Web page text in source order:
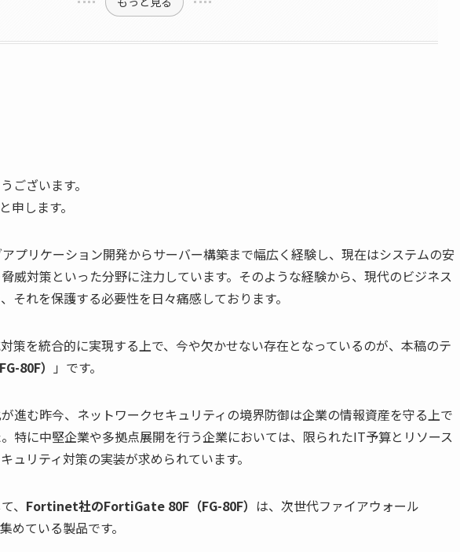
ございます。
申します。
プリケーション開発からサーバー構築まで幅広く経験し、現在はシステムの安
威対策といった分野に注力しています。そのような経験から、現代のビジネス
それを保護する必要性を日々痛感しております。
策を統合的に実現する上で、今や欠かせない存在となっているのが、本稿のテ
80F） 」です。
進む昨今、ネットワークセキュリティの境界防御は企業の情報資産を守る上で
特に中堅企業や多拠点展開を行う企業においては、限られたIT予算とリソース
ュリティ対策の実装が求められています。
、 Fortinet社のFortiGate 80F（FG-80F） は、次世代ファイアウォール
めている製品です。